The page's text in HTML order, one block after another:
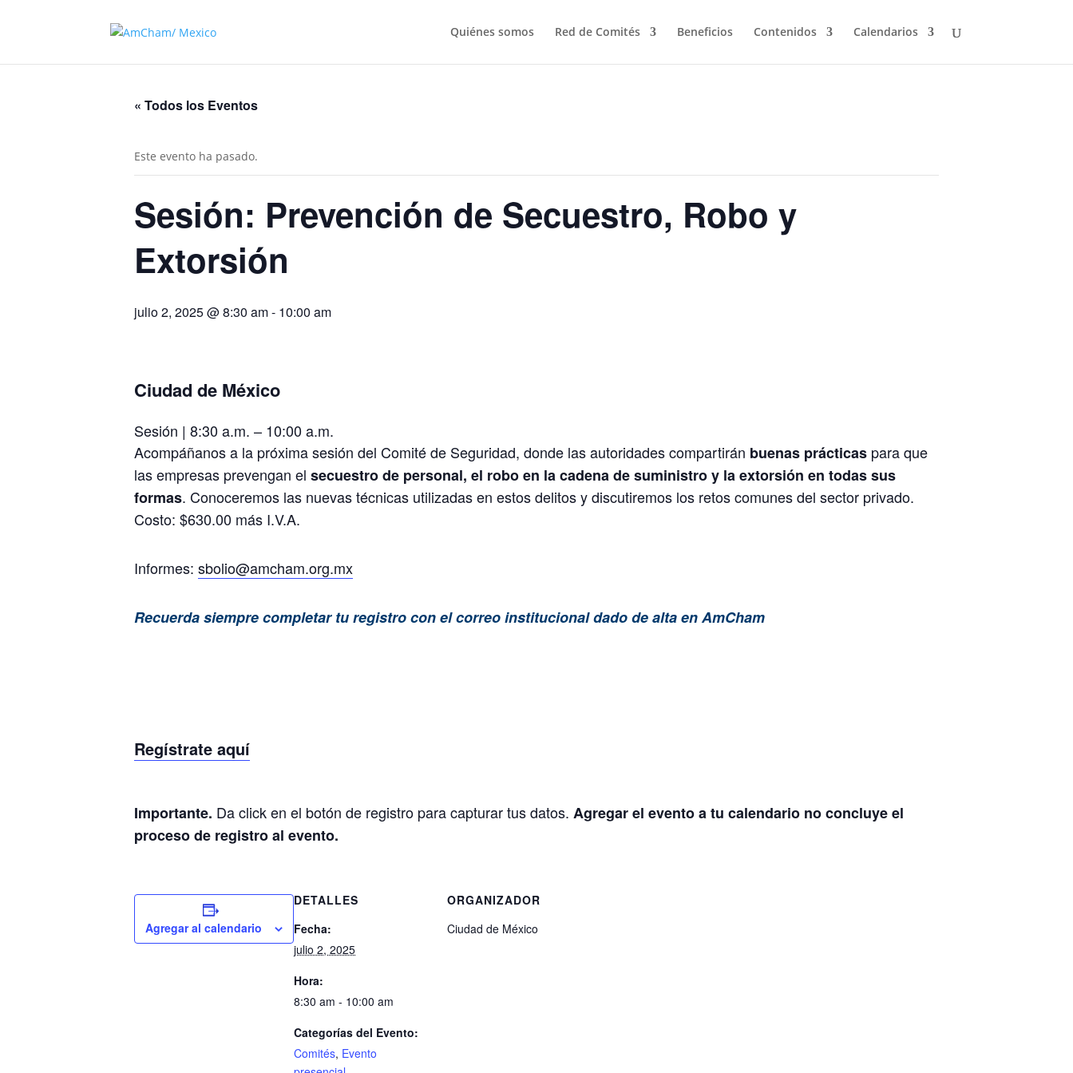
Quiénes somos Red de Comités Beneficios Contenidos Calendarios
« Todos los Eventos
Este evento ha pasado.
Sesión: Prevención de Secuestro, Robo y
Extorsión
julio 2, 2025 @ 8:30 am- 10:00 am
Ciudad de México
Sesión | 8:30 a.m. – 10:00 a.m.
Acompáñanos a la próxima sesión del Comité de Seguridad, donde las autoridades compartirán buenas prácticas para que
las empresas prevengan el secuestro de personal, el robo en la cadena de suministro y la extorsión en todas sus
formas. Conoceremos las nuevas técnicas utilizadas en estos delitos y discutiremos los retos comunes del sector privado.
Costo: $630.00 más I.V.A.
Informes: sbolio@amcham.org.mx
Recuerda siempre completar tu registro con el correo institucional dado de alta en AmCham
Regístrate aquí
Importante. Da click en el botón de registro para capturar tus datos. Agregar el evento a tu calendario no concluye el
proceso de registro al evento.
Agregar al calendario
DETALLES
Fecha:
julio 2, 2025
Hora:
8:30 am - 10:00 am
Categorías del Evento:
Comités, Evento
ORGANIZADOR
Ciudad de México